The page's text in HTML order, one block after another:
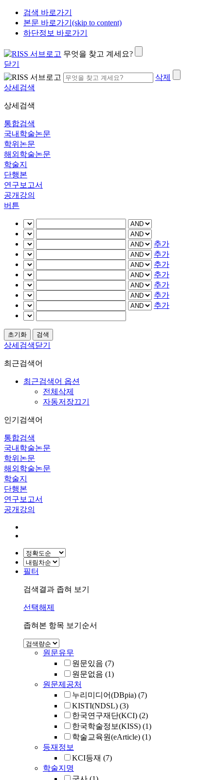
검색 바로가기
본문 바로가기(skip to content)
하단정보 바로가기
무엇을 찾고 계세요?
닫기
삭제
상세검색
상세검색
통합검색
국내학술논문
학위논문
해외학술논문
학술지
단행본
연구보고서
공개강의
버튼
추가
추가
추가
추가
추가
추가
추가
상세검색닫기
최근검색어
최근검색어 옵션
전체삭제
자동저장끄기
인기검색어
통합검색
국내학술논문
학위논문
해외학술논문
학술지
단행본
연구보고서
공개강의
필터
검색결과 좁혀 보기
선택해제
좁혀본 항목 보기순서
원문유무
원문있음 (7)
원문없음 (1)
원문제공처
누리미디어(DBpia) (7)
KISTI(NDSL) (3)
한국연구재단(KCI) (2)
한국학술정보(KISS) (1)
학술교육원(eArticle) (1)
등재정보
KCI등재 (7)
학술지명